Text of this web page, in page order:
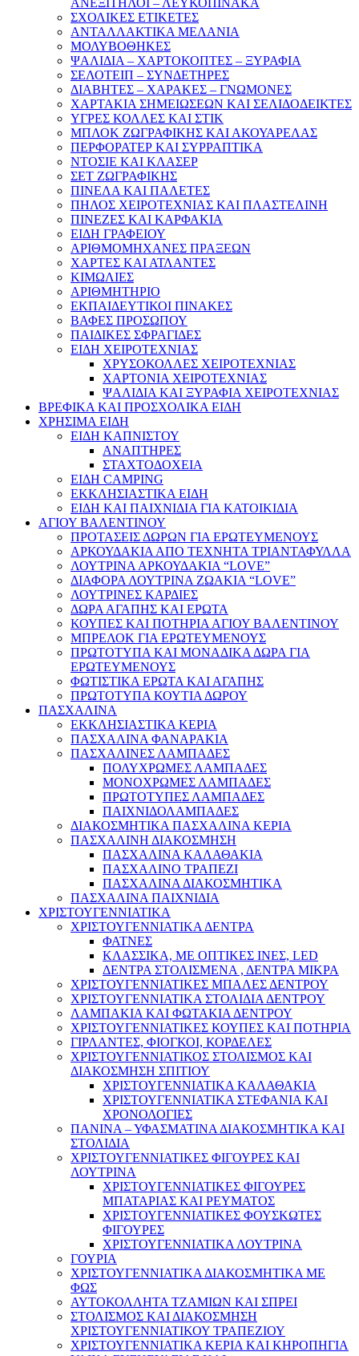
ΑΝΕΞΙΤΗΛΟΙ – ΛΕΥΚΟΠΙΝΑΚΑ
ΣΧΟΛΙΚΕΣ ΕΤΙΚΕΤΕΣ
ΑΝΤΑΛΛΑΚΤΙΚΑ ΜΕΛΑΝΙΑ
ΜΟΛΥΒΟΘΗΚΕΣ
ΨΑΛΙΔΙΑ – ΧΑΡΤΟΚΟΠΤΕΣ – ΞΥΡΑΦΙΑ
ΣΕΛΟΤΕΙΠ – ΣΥΝΔΕΤΗΡΕΣ
ΔΙΑΒΗΤΕΣ – ΧΑΡΑΚΕΣ – ΓΝΩΜΟΝΕΣ
ΧΑΡΤΑΚΙΑ ΣΗΜΕΙΩΣΕΩΝ ΚΑΙ ΣΕΛΙΔΟΔΕΙΚΤΕΣ
ΥΓΡΕΣ ΚΟΛΛΕΣ ΚΑΙ ΣΤΙΚ
ΜΠΛΟΚ ΖΩΓΡΑΦΙΚΗΣ ΚΑΙ ΑΚΟΥΑΡΕΛΑΣ
ΠΕΡΦΟΡΑΤΕΡ ΚΑΙ ΣΥΡΡΑΠΤΙΚΑ
ΝΤΟΣΙΕ ΚΑΙ ΚΛΑΣΕΡ
ΣΕΤ ΖΩΓΡΑΦΙΚΗΣ
ΠΙΝΕΛΑ ΚΑΙ ΠΑΛΕΤΕΣ
ΠΗΛΟΣ ΧΕΙΡΟΤΕΧΝΙΑΣ ΚΑΙ ΠΛΑΣΤΕΛΙΝΗ
ΠΙΝΕΖΕΣ ΚΑΙ ΚΑΡΦΑΚΙΑ
ΕΙΔΗ ΓΡΑΦΕΙΟΥ
ΑΡΙΘΜΟΜΗΧΑΝΕΣ ΠΡΑΞΕΩΝ
ΧΑΡΤΕΣ ΚΑΙ ΑΤΛΑΝΤΕΣ
ΚΙΜΩΛΙΕΣ
ΑΡΙΘΜΗΤΗΡΙΟ
ΕΚΠΑΙΔΕΥΤΙΚΟΙ ΠΙΝΑΚΕΣ
ΒΑΦΕΣ ΠΡΟΣΩΠΟΥ
ΠΑΙΔΙΚΕΣ ΣΦΡΑΓΙΔΕΣ
ΕΙΔΗ ΧΕΙΡΟΤΕΧΝΙΑΣ
ΧΡΥΣΟΚΟΛΛΕΣ ΧΕΙΡΟΤΕΧΝΙΑΣ
ΧΑΡΤΟΝΙΑ ΧΕΙΡΟΤΕΧΝΙΑΣ
ΨΑΛΙΔΙΑ ΚΑΙ ΞΥΡΑΦΙΑ ΧΕΙΡΟΤΕΧΝΙΑΣ
ΒΡΕΦΙΚΑ ΚΑΙ ΠΡΟΣΧΟΛΙΚΑ ΕΙΔΗ
ΧΡΗΣΙΜΑ ΕΙΔΗ
ΕΙΔΗ ΚΑΠΝΙΣΤΟΥ
ΑΝΑΠΤΗΡΕΣ
ΣΤΑΧΤΟΔΟΧΕΙΑ
ΕΙΔΗ CAMPING
ΕΚΚΛΗΣΙΑΣΤΙΚΑ ΕΙΔΗ
ΕΙΔΗ ΚΑΙ ΠΑΙΧΝΙΔΙΑ ΓΙΑ ΚΑΤΟΙΚΙΔΙΑ
ΑΓΙΟΥ ΒΑΛΕΝΤΙΝΟΥ
ΠΡΟΤΑΣΕΙΣ ΔΩΡΩΝ ΓΙΑ ΕΡΩΤΕΥΜΕΝΟΥΣ
ΑΡΚΟΥΔΑΚΙΑ ΑΠΟ ΤΕΧΝΗΤΑ ΤΡΙΑΝΤΑΦΥΛΛΑ
ΛΟΥΤΡΙΝΑ ΑΡΚΟΥΔΑΚΙΑ “LOVE”
ΔΙΑΦΟΡΑ ΛΟΥΤΡΙΝΑ ΖΩΑΚΙΑ “LOVE”
ΛΟΥΤΡΙΝΕΣ ΚΑΡΔΙΕΣ
ΔΩΡΑ ΑΓΑΠΗΣ ΚΑΙ ΕΡΩΤΑ
ΚΟΥΠΕΣ ΚΑΙ ΠΟΤΗΡΙΑ ΑΓΙΟΥ ΒΑΛΕΝΤΙΝΟΥ
ΜΠΡΕΛΟΚ ΓΙΑ ΕΡΩΤΕΥΜΕΝΟΥΣ
ΠΡΩΤΟΤΥΠΑ ΚΑΙ ΜΟΝΑΔΙΚΑ ΔΩΡΑ ΓΙΑ
ΕΡΩΤΕΥΜΕΝΟΥΣ
ΦΩΤΙΣΤΙΚΑ ΕΡΩΤΑ ΚΑΙ ΑΓΑΠΗΣ
ΠΡΩΤΟΤΥΠΑ ΚΟΥΤΙΑ ΔΩΡΟΥ
ΠΑΣΧΑΛΙΝΑ
ΕΚΚΛΗΣΙΑΣΤΙΚΑ ΚΕΡΙΑ
ΠΑΣΧΑΛΙΝΑ ΦΑΝΑΡΑΚΙΑ
ΠΑΣΧΑΛΙΝΕΣ ΛΑΜΠΑΔΕΣ
ΠΟΛΥΧΡΩΜΕΣ ΛΑΜΠΑΔΕΣ
ΜΟΝΟΧΡΩΜΕΣ ΛΑΜΠΑΔΕΣ
ΠΡΩΤΟΤΥΠΕΣ ΛΑΜΠΑΔΕΣ
ΠΑΙΧΝΙΔΟΛΑΜΠΑΔΕΣ
ΔΙΑΚΟΣΜΗΤΙΚΑ ΠΑΣΧΑΛΙΝΑ ΚΕΡΙΑ
ΠΑΣΧΑΛΙΝΗ ΔΙΑΚΟΣΜΗΣΗ
ΠΑΣΧΑΛΙΝΑ ΚΑΛΑΘΑΚΙΑ
ΠΑΣΧΑΛΙΝΟ ΤΡΑΠΕΖΙ
ΠΑΣΧΑΛΙΝΑ ΔΙΑΚΟΣΜΗΤΙΚΑ
ΠΑΣΧΑΛΙΝΑ ΠΑΙΧΝΙΔΙΑ
ΧΡΙΣΤΟΥΓΕΝΝΙΑΤΙΚΑ
ΧΡΙΣΤΟΥΓΕΝΝΙΑΤΙΚΑ ΔΕΝΤΡΑ
ΦΑΤΝΕΣ
ΚΛΑΣΣΙΚΑ, ΜΕ ΟΠΤΙΚΕΣ ΙΝΕΣ, LED
ΔΕΝΤΡΑ ΣΤΟΛΙΣΜΕΝΑ , ΔΕΝΤΡΑ ΜΙΚΡΑ
ΧΡΙΣΤΟΥΓΕΝΝΙΑΤΙΚΕΣ ΜΠΑΛΕΣ ΔΕΝΤΡΟΥ
ΧΡΙΣΤΟΥΓΕΝΝΙΑΤΙΚΑ ΣΤΟΛΙΔΙΑ ΔΕΝΤΡΟΥ
ΛΑΜΠΑΚΙΑ ΚΑΙ ΦΩΤΑΚΙΑ ΔΕΝΤΡΟΥ
ΧΡΙΣΤΟΥΓΕΝΝΙΑΤΙΚΕΣ ΚΟΥΠΕΣ ΚΑΙ ΠΟΤΗΡΙΑ
ΓΙΡΛΑΝΤΕΣ, ΦΙΟΓΚΟΙ, ΚΟΡΔΕΛΕΣ
ΧΡΙΣΤΟΥΓΕΝΝΙΑΤΙΚΟΣ ΣΤΟΛΙΣΜΟΣ ΚΑΙ
ΔΙΑΚΟΣΜΗΣΗ ΣΠΙΤΙΟΥ
ΧΡΙΣΤΟΥΓΕΝΝΙΑΤΙΚΑ ΚΑΛΑΘΑΚΙΑ
ΧΡΙΣΤΟΥΓΕΝΝΙΑΤΙΚΑ ΣΤΕΦΑΝΙΑ ΚΑΙ
ΧΡΟΝΟΛΟΓΙΕΣ
ΠΑΝΙΝΑ – ΥΦΑΣΜΑΤΙΝΑ ΔΙΑΚΟΣΜΗΤΙΚΑ ΚΑΙ
ΣΤΟΛΙΔΙΑ
ΧΡΙΣΤΟΥΓΕΝΝΙΑΤΙΚΕΣ ΦΙΓΟΥΡΕΣ ΚΑΙ
ΛΟΥΤΡΙΝΑ
ΧΡΙΣΤΟΥΓΕΝΝΙΑΤΙΚΕΣ ΦΙΓΟΥΡΕΣ
ΜΠΑΤΑΡΙΑΣ ΚΑΙ ΡΕΥΜΑΤΟΣ
ΧΡΙΣΤΟΥΓΕΝΝΙΑΤΙΚΕΣ ΦΟΥΣΚΩΤΕΣ
ΦΙΓΟΥΡΕΣ
ΧΡΙΣΤΟΥΓΕΝΝΙΑΤΙΚΑ ΛΟΥΤΡΙΝΑ
ΓΟΥΡΙΑ
ΧΡΙΣΤΟΥΓΕΝΝΙΑΤΙΚΑ ΔΙΑΚΟΣΜΗΤΙΚΑ ΜΕ
ΦΩΣ
ΑΥΤΟΚΟΛΛΗΤΑ ΤΖΑΜΙΩΝ ΚΑΙ ΣΠΡΕΙ
ΣΤΟΛΙΣΜΟΣ ΚΑΙ ΔΙΑΚΟΣΜΗΣΗ
ΧΡΙΣΤΟΥΓΕΝΝΙΑΤΙΚΟΥ ΤΡΑΠΕΖΙΟΥ
ΧΡΙΣΤΟΥΓΕΝΝΙΑΤΙΚΑ ΚΕΡΙΑ ΚΑΙ ΚΗΡΟΠΗΓΙΑ